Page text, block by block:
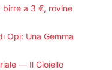
birre a 3 €, rovine
Opi: Una Gemma
— Il Gioiello